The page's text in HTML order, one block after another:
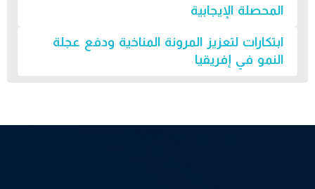
المحصلة الإيجابية
ابتكارات لتعزيز المرونة المناخية ودفع عجلة
النمو في إفريقيا